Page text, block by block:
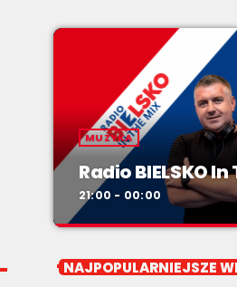
MUZYKA
Radio BIELSKO
21:00 - 00:00
Radio BIELSKO
NAJPOPULARNIEJSZE